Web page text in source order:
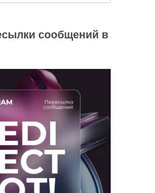
сообщений в